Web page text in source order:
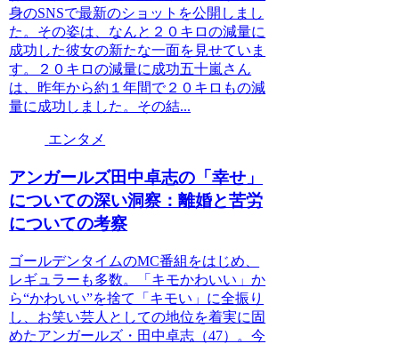
身のSNSで最新のショットを公開しまし
た。その姿は、なんと２０キロの減量に
成功した彼女の新たな一面を見せていま
す。２０キロの減量に成功五十嵐さん
は、昨年から約１年間で２０キロもの減
量に成功しました。その結...
エンタメ
アンガールズ田中卓志の「幸せ」
についての深い洞察：離婚と苦労
についての考察
ゴールデンタイムのMC番組をはじめ、
レギュラーも多数。「キモかわいい」か
ら“かわいい”を捨て「キモい」に全振り
し、お笑い芸人としての地位を着実に固
めたアンガールズ・田中卓志（47）。今